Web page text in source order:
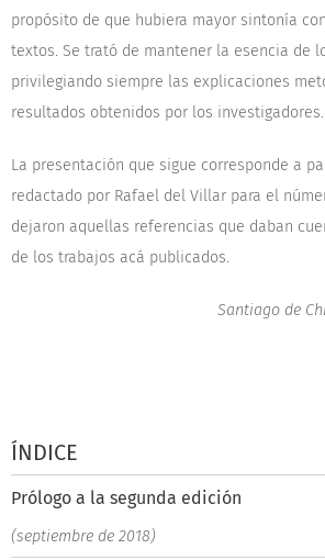
propósito de que hubiera mayor sintonía
textos. Se trató de mantener la esencia de
privilegiando siempre las explicaciones
resultados obtenidos por los investigadores.
La presentación que sigue corresponde a
redactado por Rafael del Villar para el
dejaron aquellas referencias que daban
de los trabajos acá publicados.
Santiago de
ÍNDICE
Prólogo a la segunda edición
(septiembre de 2018)